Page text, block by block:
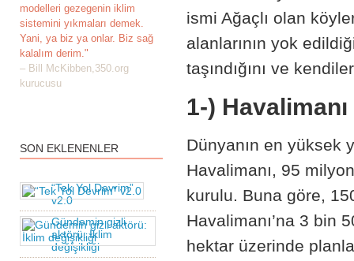
ismi Ağaçlı olan
alanlarının yok
taşındığını ve
1-)
Dünyanın en yüksek
Havalimanı, 95
kurulu. Buna göre,
Havalimanı’na 3 bin
hektar üzerinde
modelleri gezegenin iklim
sistemini yıkmaları demek.
Yani, ya biz ya onlar. Biz sağ
kalalım derim."
– Bill McKibben,350.org
kurucusu
SON EKLENENLER
“Tek Yol Devrim”
v2.0
Gündemin gizli
aktörü: İklim
değişikliği